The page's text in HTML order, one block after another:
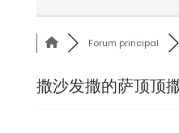
Forum principal
撒沙发撒的萨顶顶